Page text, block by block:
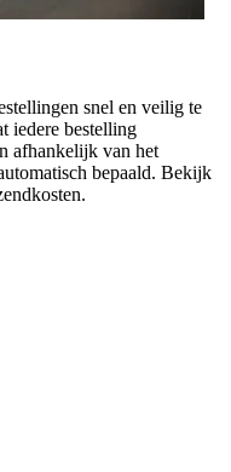
snel en veilig te
iedere bestelling
afhankelijk van het
bepaald. Bekijk